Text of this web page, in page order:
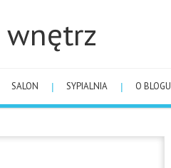
SALON SYPIALNIA O BLOGU